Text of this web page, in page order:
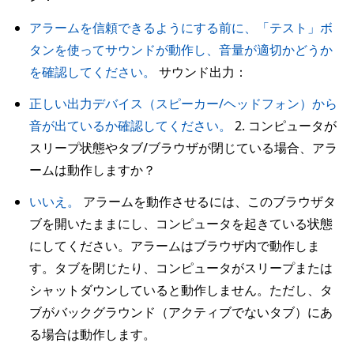
アラームを信頼できるようにする前に、「テスト」ボ
タンを使ってサウンドが動作し、音量が適切かどうか
を確認してください。
サウンド出力：
正しい出力デバイス（スピーカー/ヘッドフォン）から
音が出ているか確認してください。
2. コンピュータが
スリープ状態やタブ/ブラウザが閉じている場合、アラ
ームは動作しますか？
いいえ。
アラームを動作させるには、このブラウザタ
ブを開いたままにし、コンピュータを起きている状態
にしてください。アラームはブラウザ内で動作しま
す。タブを閉じたり、コンピュータがスリープまたは
シャットダウンしていると動作しません。ただし、タ
ブがバックグラウンド（アクティブでないタブ）にあ
る場合は動作します。